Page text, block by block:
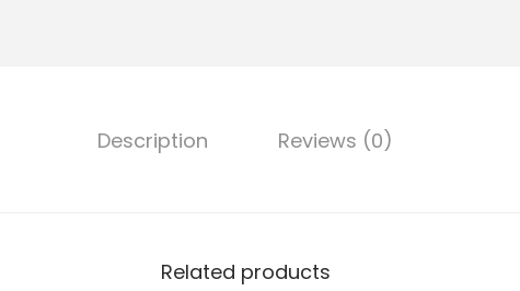
Description Reviews (0)
Related products